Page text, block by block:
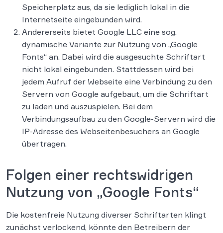
Speicherplatz aus, da sie lediglich lokal in die
Internetseite eingebunden wird.
Andererseits bietet Google LLC eine sog.
dynamische Variante zur Nutzung von „Google
Fonts“ an. Dabei wird die ausgesuchte Schriftart
nicht lokal eingebunden. Stattdessen wird bei
jedem Aufruf der Webseite eine Verbindung zu den
Servern von Google aufgebaut, um die Schriftart
zu laden und auszuspielen. Bei dem
Verbindungsaufbau zu den Google-Servern wird die
IP-Adresse des Webseitenbesuchers an Google
übertragen.
Folgen einer rechtswidrigen
Nutzung von „Google Fonts“
Die kostenfreie Nutzung diverser Schriftarten klingt
zunächst verlockend, könnte den Betreibern der